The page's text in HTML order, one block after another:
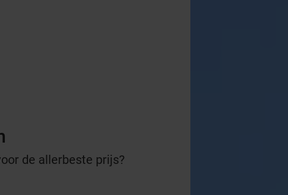
de allerbeste prijs?